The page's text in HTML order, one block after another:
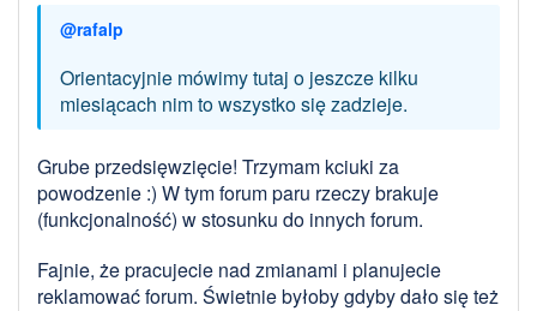
@rafalp
Orientacyjnie mówimy tutaj o jeszcze kilku
miesiącach nim to wszystko się zadzieje.
Grube przedsięwzięcie! Trzymam kciuki za
powodzenie :) W tym forum paru rzeczy brakuje
(funkcjonalność) w stosunku do innych forum.
Fajnie, że pracujecie nad zmianami i planujecie
reklamować forum. Świetnie byłoby gdyby dało się też